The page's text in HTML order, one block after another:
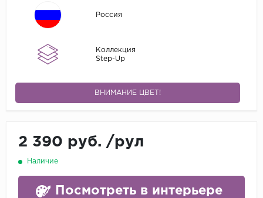
Россия
Коллекция
Step-Up
ВНИМАНИЕ ЦВЕТ!
2 390 руб. /рул
Наличие
Посмотреть в интерьере